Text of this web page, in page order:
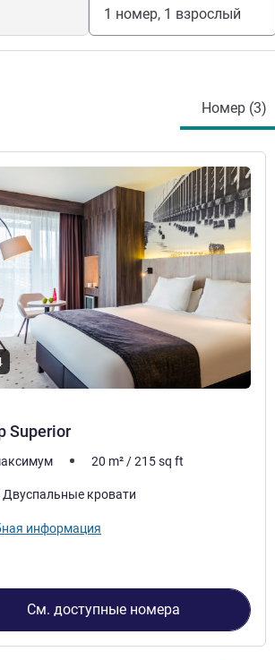
вокзал и общественная автостоянка.
- бесплатный WIFI.
1 номер, 1 взрослый
Номер (3)
Superior
информация
20 m² /215sq ft
Двуспальные кровати
информация
См. доступные номера